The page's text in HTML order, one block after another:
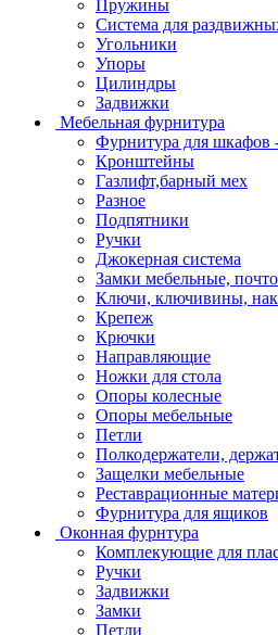
Пружины
Система для
Угольники
Упоры
Цилиндры
Задвижки
Мебельная фурнитура
Фурнитура для шкафов
Кронштейны
Газлифт,барный мех
Разное
Подпятники
Ручки
Джокерная система
Замки мебельные,
Ключи, ключивины,
Крепеж
Крючки
Направляющие
Ножки для стола
Опоры колесные
Опоры мебельные
Петли
Полкодержатели,
Защелки мебельные
Реставрационные
Фурнитура для ящиков
Оконная фурнтура
Комплекующие для
Ручки
Задвижки
Замки
Петли